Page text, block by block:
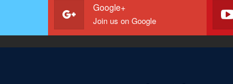
Google+
Join us on Google